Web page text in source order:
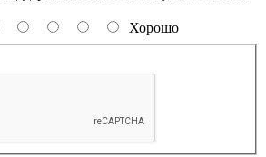
Хорошо